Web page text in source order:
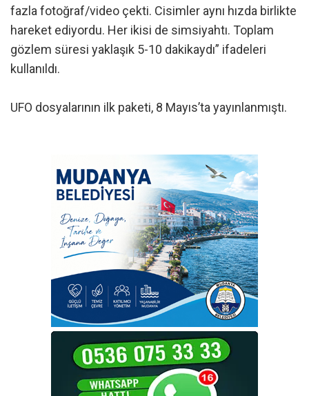
fazla fotoğraf/video çekti. Cisimler aynı hızda birlikte
hareket ediyordu. Her ikisi de simsiyahtı. Toplam
gözlem süresi yaklaşık 5-10 dakikaydı” ifadeleri
kullanıldı.
UFO dosyalarının ilk paketi, 8 Mayıs’ta yayınlanmıştı.